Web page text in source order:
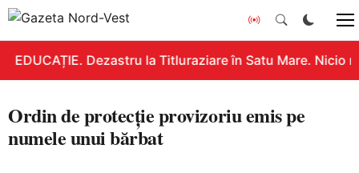
EDUCAȚIE. Dezastru la Titluraziare în Satu Mare. Nicio
Ordin de protecție provizoriu emis pe
numele unui bărbat